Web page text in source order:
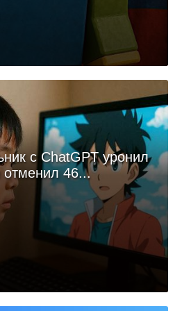
с ChatGPT уронил
46...